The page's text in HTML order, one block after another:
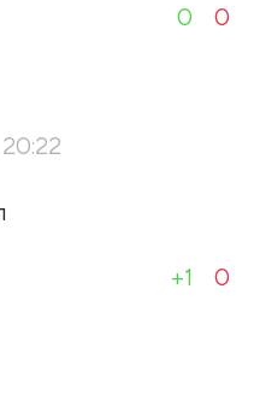
0 0
+1 0